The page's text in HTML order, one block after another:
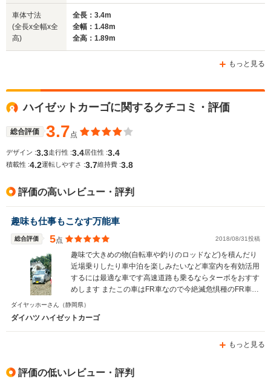
車体寸法
(全長x全幅x全
高)
全長：3.4m
全幅：1.48m
全高：1.89m
もっと見る
ハイゼットカーゴに関するクチコミ・評価
総合評価 3.7点
デザイン :3.3走行性 :3.4居住性 :3.4
積載性 :4.2運転しやすさ :3.7維持費 :3.8
評価の高いレビュー・評判
趣味も仕事もこなす万能車
総合評価 5点 2018/08/31投稿
趣味で大きめの物(自転車や釣りのロッドなど)を積んだり
近場乗りしたり車中泊を楽しみたいなど車室内を有効活用
するには最適な車です高速道路も乗るならターボをおすす
めします またこの車はFR車なので今絶滅危惧種のFR車を
手軽に味わうのにも良いです
ダイヤッホーさん （静岡県）
ダイハツ ハイゼットカーゴ
もっと見る
評価の低いレビュー・評判